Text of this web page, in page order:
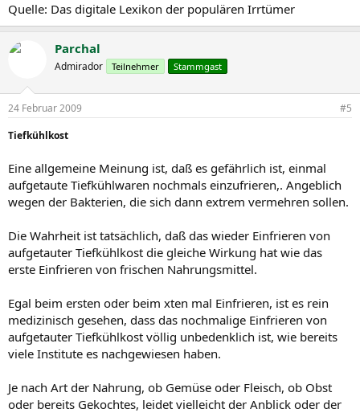
Quelle: Das digitale Lexikon der populären Irrtümer
Parchal
Admirador Teilnehmer Stammgast
24 Februar 2009
#5
Tiefkühlkost
Eine allgemeine Meinung ist, daß es gefährlich ist, einmal
aufgetaute Tiefkühlwaren nochmals einzufrieren,. Angeblich
wegen der Bakterien, die sich dann extrem vermehren sollen.
Die Wahrheit ist tatsächlich, daß das wieder Einfrieren von
aufgetauter Tiefkühlkost die gleiche Wirkung hat wie das
erste Einfrieren von frischen Nahrungsmittel.
Egal beim ersten oder beim xten mal Einfrieren, ist es rein
medizinisch gesehen, dass das nochmalige Einfrieren von
aufgetauter Tiefkühlkost völlig unbedenklich ist, wie bereits
viele Institute es nachgewiesen haben.
Je nach Art der Nahrung, ob Gemüse oder Fleisch, ob Obst
oder bereits Gekochtes, leidet vielleicht der Anblick oder der